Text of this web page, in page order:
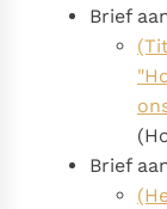
Brief
Brief